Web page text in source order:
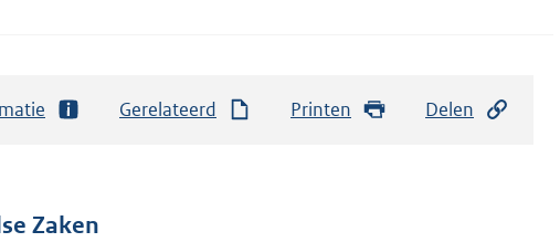
Gerelateerd Printen Delen
Zaken